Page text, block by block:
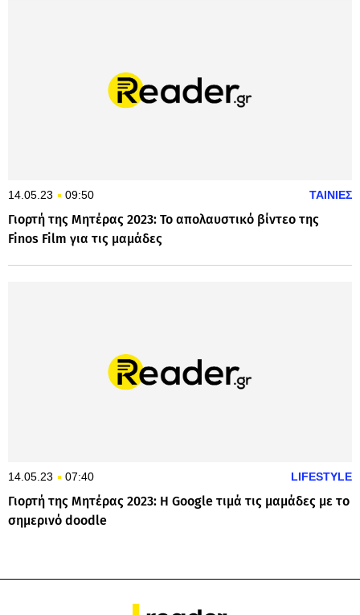
14.05.23 09:50 ΤΑΙΝΙΕΣ
Γιορτή της Μητέρας 2023: Το απολαυστικό βίντεο της
Finos Film για τις μαμάδες
14.05.23 07:40 LIFESTYLE
Γιορτή της Μητέρας 2023: Η Google τιμά τις μαμάδες με το
σημερινό doodle